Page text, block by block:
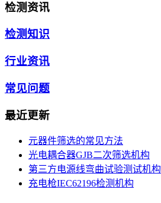
检测资讯
检测知识
行业资讯
常见问题
最近更新
元器件筛选的常见方法
光电耦合器GJB二次筛选机构
第三方电源线弯曲试验测试机构
充电枪IEC62196检测机构